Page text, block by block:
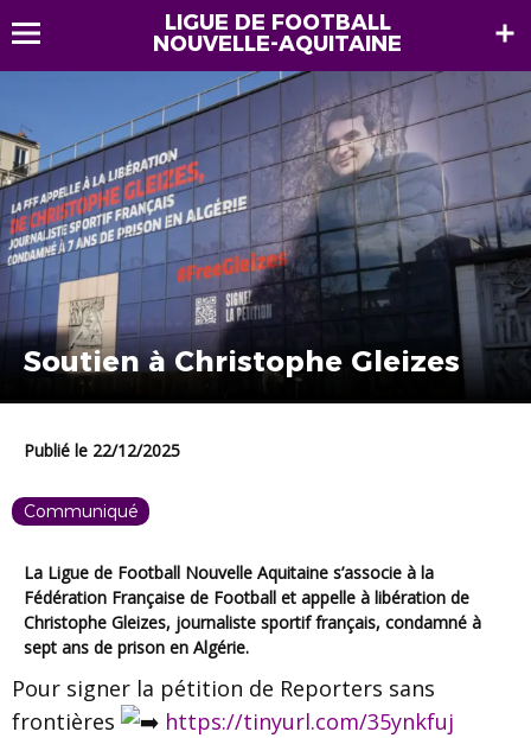
LIGUE DE FOOTBALL
NOUVELLE-AQUITAINE
Soutien à Christophe Gleizes
Publié le 22/12/2025
Communiqué
La Ligue de Football Nouvelle Aquitaine s’associe à la
Fédération Française de Football et appelle à libération de
Christophe Gleizes, journaliste sportif français, condamné à
sept ans de prison en Algérie.
Pour signer la pétition de Reporters sans
frontières
https://tinyurl.com/35ynkfuj